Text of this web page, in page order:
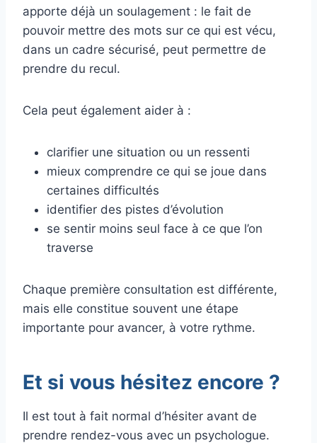
apporte déjà un soulagement : le fait de
pouvoir mettre des mots sur ce qui est vécu,
dans un cadre sécurisé, peut permettre de
prendre du recul.
Cela peut également aider à :
clarifier une situation ou un ressenti
mieux comprendre ce qui se joue dans
certaines difficultés
identifier des pistes d’évolution
se sentir moins seul face à ce que l’on
traverse
Chaque première consultation est différente,
mais elle constitue souvent une étape
importante pour avancer, à votre rythme.
Et si vous hésitez encore ?
Il est tout à fait normal d’hésiter avant de
prendre rendez-vous avec un psychologue.